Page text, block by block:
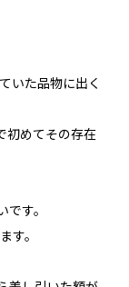
いた品物に出く
初めてその存在
す。
す。